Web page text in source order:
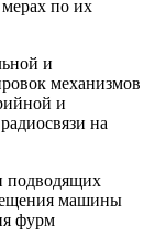
по их
и
механизмов
и
на
подводящих
машины
фурм